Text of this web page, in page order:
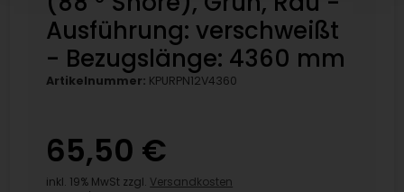
Ausführung: verschweißt
- Bezugslänge: 4360 mm
Artikelnummer: KPURPN12V4360
65,50 €
inkl. 19% MwSt zzgl. Versandkosten